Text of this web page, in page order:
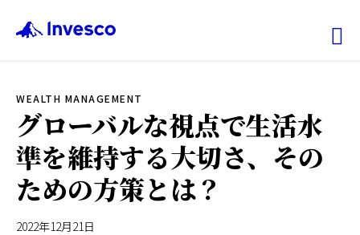
ファンド情報
マーケット情報
投資のヒント
WEALTH MANAGEMENT
グローバルな視点で生活水
準を維持する大切さ、その
ための方策とは？
2022年12月21日